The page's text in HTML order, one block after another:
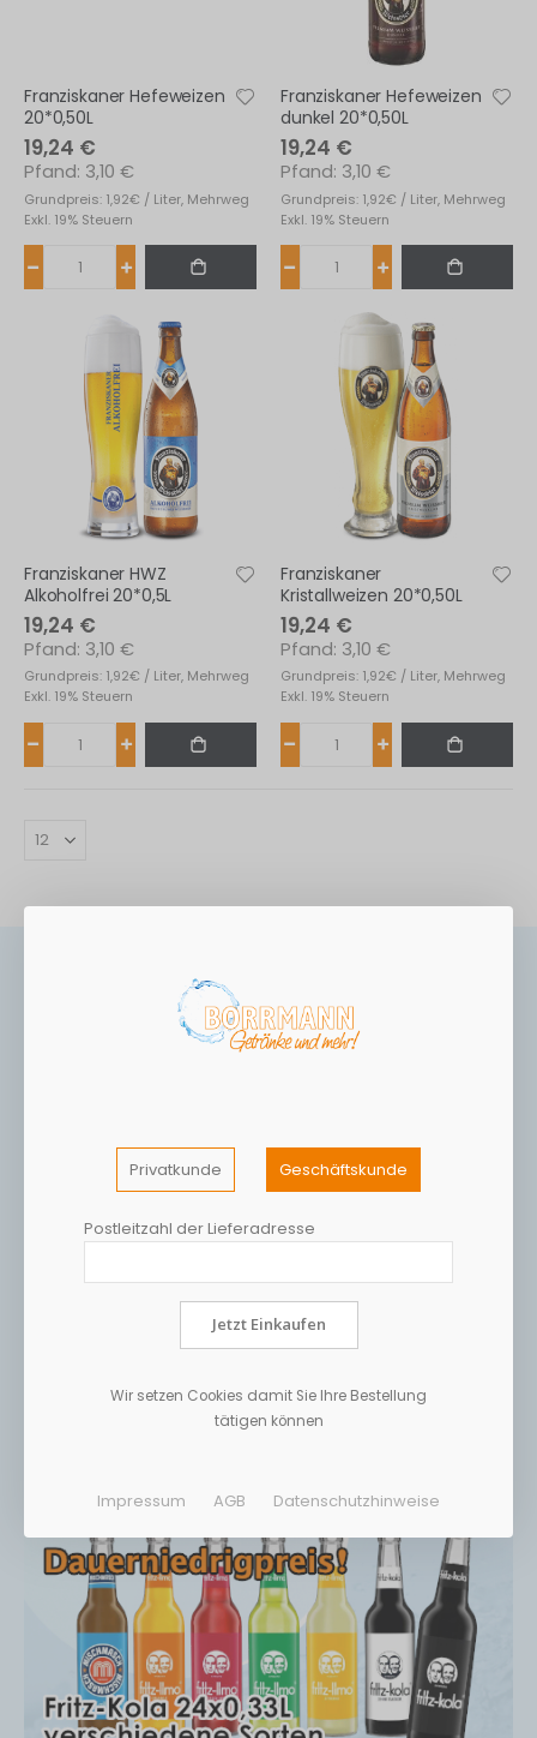
Franziskaner Hefeweizen
20*0,50L
19,24 €
Grundpreis: 1,92€ / Liter, Mehrweg
3,10 €
Exkl. 19% Steuern
Franziskaner Hefeweizen
dunkel 20*0,50L
19,24 €
Grundpreis: 1,92€ / Liter, Mehrweg
3,10 €
Exkl. 19% Steuern
Franziskaner HWZ
Alkoholfrei 20*0,5L
19,24 €
Grundpreis: 1,92€ / Liter, Mehrweg
3,10 €
Exkl. 19% Steuern
Franziskaner
Kristallweizen 20*0,50L
19,24 €
Grundpreis: 1,92€ / Liter, Mehrweg
3,10 €
Exkl. 19% Steuern
Privatkunde Geschäftskunde
Postleitzahl der Lieferadresse
Jetzt Einkaufen
Wir setzen Cookies damit Sie Ihre Bestellung
tätigen können
Impressum AGB Datenschutzhinweise